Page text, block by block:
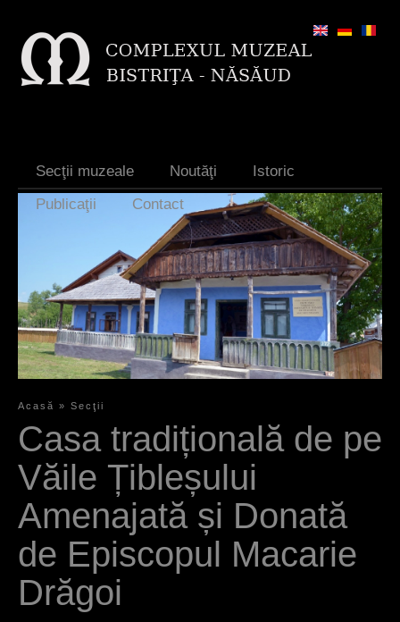
Secţii muzeale Noutăţi
Istoric
Publicaţii
Contact
Y
o
u
a
r
e
h
Acasă » Secţii
Casa tradițională de pe
Văile Țibleșului
Amenajată și Donată
de Episcopul Macarie
Drăgoi